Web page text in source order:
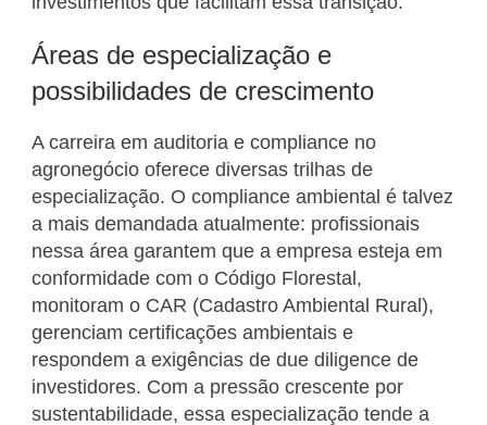
Áreas de especialização e
possibilidades de crescimento
A carreira em auditoria e compliance no
agronegócio oferece diversas trilhas de
especialização. O compliance ambiental é talvez
a mais demandada atualmente: profissionais
nessa área garantem que a empresa esteja em
conformidade com o Código Florestal,
monitoram o CAR (Cadastro Ambiental Rural),
gerenciam certificações ambientais e
respondem a exigências de due diligence de
investidores. Com a pressão crescente por
sustentabilidade, essa especialização tende a